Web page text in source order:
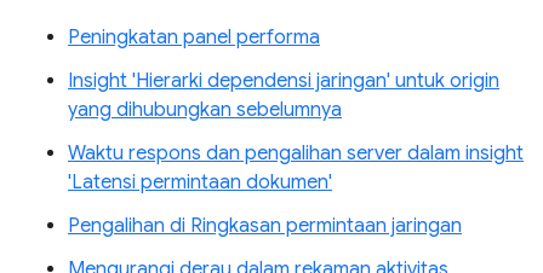
Peningkatan panel performa
Insight 'Hierarki dependensi jaringan' untuk origin
yang dihubungkan sebelumnya
Waktu respons dan pengalihan server dalam insight
'Latensi permintaan dokumen'
Pengalihan di Ringkasan permintaan jaringan